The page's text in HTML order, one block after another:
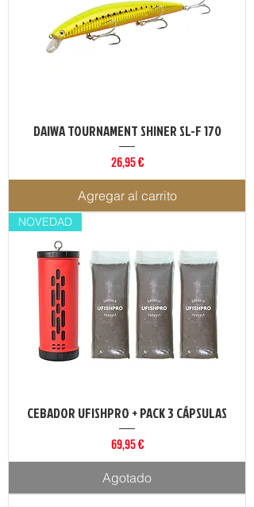
DAIWA TOURNAMENT SHINER SL-F 170
Precio
26,95 €
Agregar al carrito
NOVEDAD
CEBADOR UFISHPRO + PACK 3 CÁPSULAS
Precio
69,95 €
Agotado